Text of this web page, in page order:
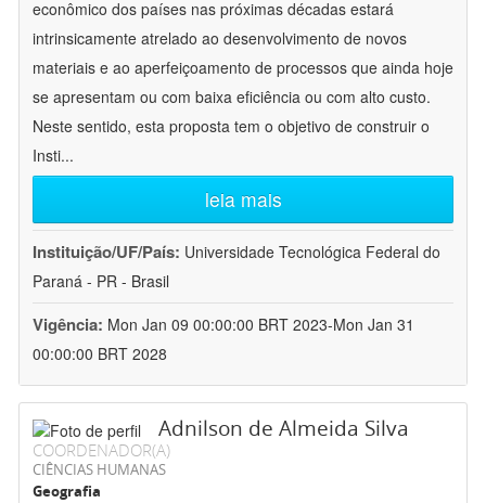
econômico dos países nas próximas décadas estará
intrinsicamente atrelado ao desenvolvimento de novos
materiais e ao aperfeiçoamento de processos que ainda hoje
se apresentam ou com baixa eficiência ou com alto custo.
Neste sentido, esta proposta tem o objetivo de construir o
Insti...
leia mais
Instituição/UF/País: Universidade Tecnológica Federal do
Paraná - PR - Brasil
Vigência: Mon Jan 09 00:00:00 BRT 2023-Mon Jan 31
00:00:00 BRT 2028
Adnilson de Almeida Silva
COORDENADOR(A)
CIÊNCIAS HUMANAS
Geografia